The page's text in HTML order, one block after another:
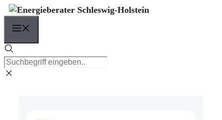
Zum
Inhalt
springen